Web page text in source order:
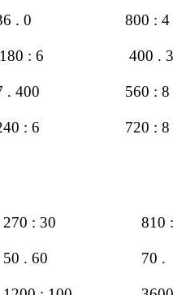
0 800 : 4
: 6 400 . 3
560 : 8
: 6 720 : 8
: 30 810 :
. 60 70 .